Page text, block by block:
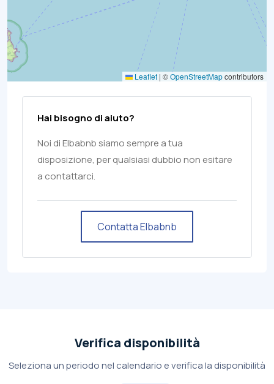
Leaflet | ©OpenStreetMapcontributors
Hai bisogno di aiuto?
Noi di Elbabnb siamo sempre a tua
disposizione, per qualsiasi dubbio non esitare
a contattarci.
Contatta Elbabnb
Verifica disponibilità
Seleziona un periodo nel calendario e verifica la disponibilità